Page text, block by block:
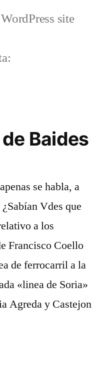
site
Baides
se habla, a
Vdes que
a los
Francisco Coello
de ferrocarril a la
«linea de Soria»
Agreda y Castejon